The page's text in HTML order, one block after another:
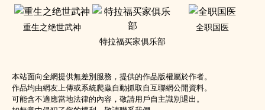
重生之绝世武神
特拉福买家俱乐部
全职国医
本站面向全網提供無差別服務，提供的作品版權屬於作者。
作品均由網友上傳或系統爬蟲自動抓取自互聯網公開資料。
可能含不適應當地法律的內容，敬請用戶自主識別退出。